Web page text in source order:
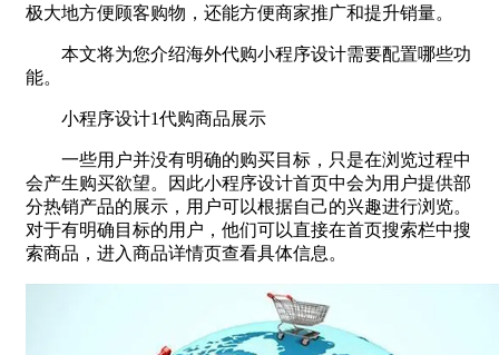
极大地方便顾客购物，还能方便商家推广和提升销量。
本文将为您介绍海外代购小程序设计需要配置哪些功
能。
小程序设计1代购商品展示
一些用户并没有明确的购买目标，只是在浏览过程中
会产生购买欲望。因此小程序设计首页中会为用户提供部
分热销产品的展示，用户可以根据自己的兴趣进行浏览。
对于有明确目标的用户，他们可以直接在首页搜索栏中搜
索商品，进入商品详情页查看具体信息。